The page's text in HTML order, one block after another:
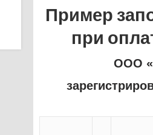
Пример
при
ООО